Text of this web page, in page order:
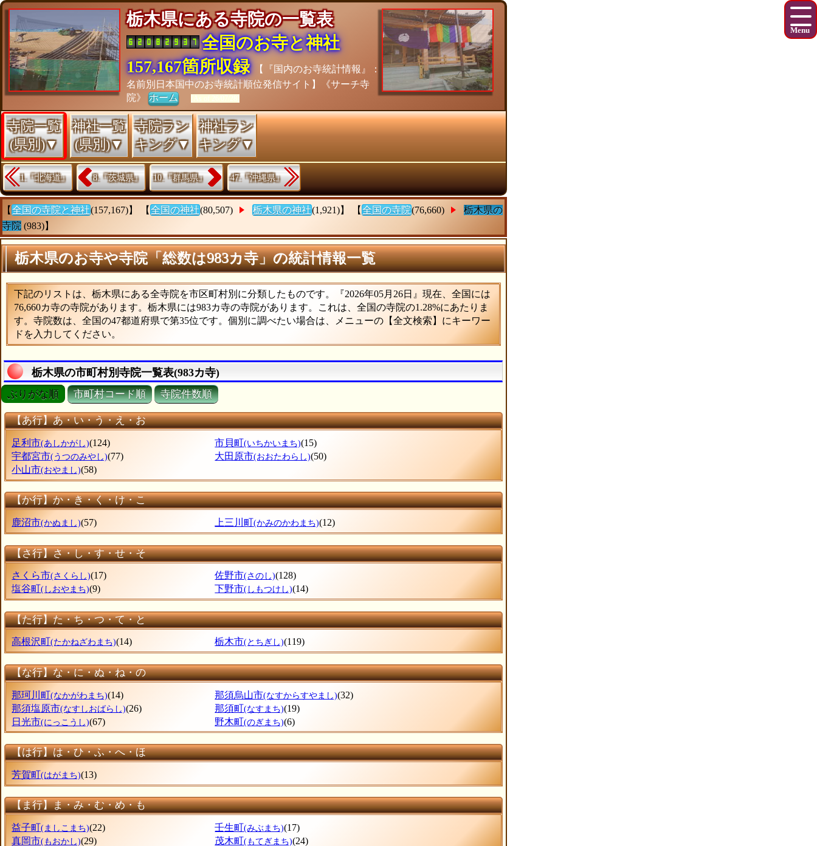
栃木県にある寺院の一覧表
全国のお寺と神社
157,167箇所収録
【『国内のお寺統計情報』：
名前別日本国中のお寺統計順位発信サイト】《サーチ寺
院》ホーム [As of 26/07/28]
寺院一覧
(県別)▼
神社一覧
(県別)▼
寺院ラン
キング▼
神社ラン
キング▼
1.『北海道』 8.『茨城県』 10.『群馬県』 47.『沖縄県』
【 全国の寺院と神社(157,167)】 【 全国の神社(80,507) 栃木県の神社(1,921)】 【 全国の寺院(76,660)
栃木県の
寺院 (983)】
栃木県のお寺や寺院「総数は983カ寺」の統計情報一覧
下記のリストは、栃木県にある全寺院を市区町村別に分類したものです。『2026年05月26日』現在、全国には
76,660カ寺の寺院があります。栃木県には983カ寺の寺院があります。これは、全国の寺院の1.28%にあたりま
す。寺院数は、全国の47都道府県で第35位です。個別に調べたい場合は、メニューの【全文検索】にキーワー
ドを入力してください。
栃木県の市町村別寺院一覧表(983カ寺)
ぶりがな順 市町村コード順 寺院件数順
【あ行】あ・い・う・え・お
足利市(あしかがし)(124) 市貝町(いちかいまち)(15)
宇都宮市(うつのみやし)(77) 大田原市(おおたわらし)(50)
小山市(おやまし)(58)
【か行】か・き・く・け・こ
鹿沼市(かぬまし)(57) 上三川町(かみのかわまち)(12)
【さ行】さ・し・す・せ・そ
さくら市(さくらし)(17) 佐野市(さのし)(128)
塩谷町(しおやまち)(9) 下野市(しもつけし)(14)
【た行】た・ち・つ・て・と
高根沢町(たかねざわまち)(14) 栃木市(とちぎし)(119)
【な行】な・に・ぬ・ね・の
那珂川町(なかがわまち)(14) 那須烏山市(なすからすやまし)(32)
那須塩原市(なすしおばらし)(26) 那須町(なすまち)(19)
日光市(にっこうし)(67) 野木町(のぎまち)(6)
【は行】は・ひ・ふ・へ・ほ
芳賀町(はがまち)(13)
【ま行】ま・み・む・め・も
益子町(ましこまち)(22) 壬生町(みぶまち)(17)
真岡市(もおかし)(29) 茂木町(もてぎまち)(24)